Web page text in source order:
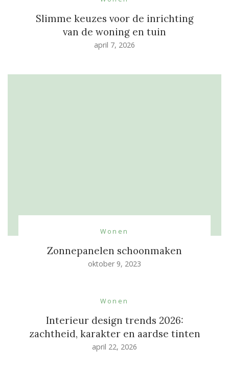
Slimme keuzes voor de inrichting
van de woning en tuin
april 7, 2026
Wonen
Zonnepanelen schoonmaken
oktober 9, 2023
Wonen
Interieur design trends 2026:
zachtheid, karakter en aardse tinten
april 22, 2026